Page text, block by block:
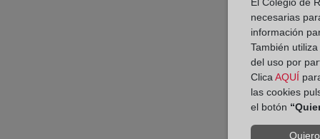
necesarias
información
También
del uso por
Clica AQUÍ
las cookies
el botón